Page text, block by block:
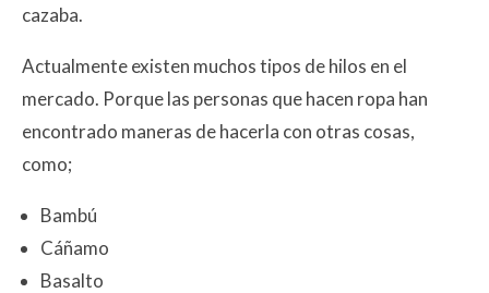
cazaba.
Actualmente existen muchos tipos de hilos en el
mercado. Porque las personas que hacen ropa han
encontrado maneras de hacerla con otras cosas,
como;
Bambú
Cáñamo
Basalto